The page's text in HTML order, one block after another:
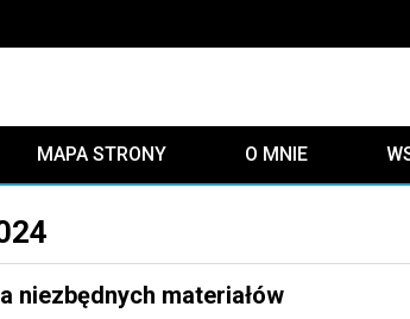
MAPA STRONY O MNIE
niezbędnych materiałów